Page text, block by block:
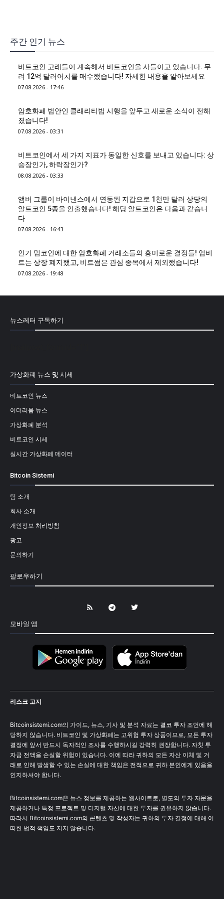
주간 인기 뉴스
비트코인 고래들이 계속해서 비트코인을 사들이고 있습니다. 무
려 12억 달러어치를 매수했습니다! 자세한 내용을 알아보세요
07.08.2026 - 17:46
암호화폐 법안인 클래리티법 시행을 앞두고 새로운 소식이 전해
졌습니다!
07.08.2026 - 03:31
비트코인에서 세 가지 지표가 동일한 신호를 보내고 있습니다: 상
승장인가, 하락장인가?
08.08.2026 - 03:33
앰버 그룹이 바이낸스에서 연동된 지갑으로 1천만 달러 상당의
알트코인 5종을 인출했습니다! 해당 알트코인은 다음과 같습니
다
07.08.2026 - 16:43
인기 밈코인에 대한 암호화폐 거래소들의 흥미로운 결정들! 업비
트는 상장 폐지했고, 비트썸은 관심 종목에서 제외했습니다!
07.08.2026 - 19:48
뉴스레터 구독하기
가상화폐 뉴스 및 시세
비트코인 뉴스
이더리움 뉴스
가상화폐 분석
비트코인 시세
실시간 가상화폐 데이터
Bitcoin Sistemi
팀 소개
회사 소개
개인정보 처리방침
광고
문의하기
팔로우하기
모바일 앱
리스크 고지
Bitcoinsistemi.com의 가이드, 뉴스, 기사 및 분석 자료는 결코 투자 조언에 해
당하지 않습니다. 비트코인 및 가상화폐는 고위험 투자 상품이므로, 모든 투자
결정에 앞서 반드시 독자적인 조사를 수행하시길 강력히 권장합니다. 자칫 투
자금 전액을 손실할 위험이 있습니다. 이에 따라 귀하의 모든 자산 이체 및 거
래로 인해 발생할 수 있는 손실에 대한 책임은 전적으로 귀하 본인에게 있음을
인지하셔야 합니다.
Bitcoinsistemi.com은 뉴스 정보를 제공하는 웹사이트로, 별도의 투자 자문을
제공하거나 특정 프로젝트 및 디지털 자산에 대한 투자를 권유하지 않습니다.
따라서 Bitcoinsistemi.com의 콘텐츠 및 작성자는 귀하의 투자 결정에 대해 어
떠한 법적 책임도 지지 않습니다.